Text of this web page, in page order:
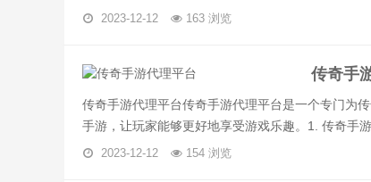
2023-12-12 163 浏览
传奇手
传奇手游代理平台传奇手游代理平台是一个专门为
手游，让玩家能够更好地享受游戏乐趣。1. 传奇手游
2023-12-12 154 浏览